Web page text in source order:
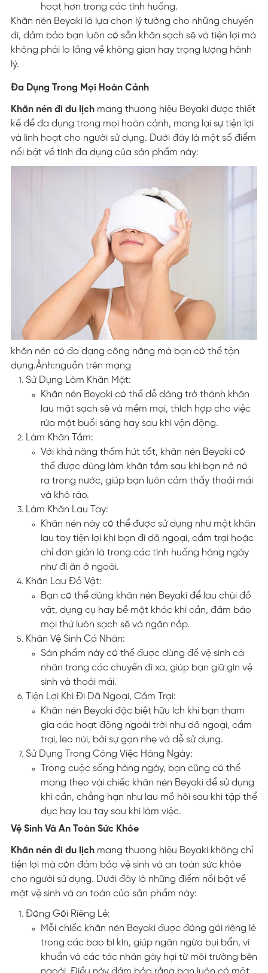
hoạt hơn trong các tình huống.
Khăn nén Beyaki là lựa chọn lý tưởng cho những chuyến
đi, đảm bảo bạn luôn có sẵn khăn sạch sẽ và tiện lợi mà
không phải lo lắng về không gian hay trọng lượng hành
lý.
Đa Dụng Trong Mọi Hoàn Cảnh
Khăn nén đi du lịchmang thương hiệu Beyaki được thiết
kế để đa dụng trong mọi hoàn cảnh, mang lại sự tiện lợi
và linh hoạt cho người sử dụng. Dưới đây là một số điểm
nổi bật về tính đa dụng của sản phẩm này:
khăn nén có đa dạng công năng mà bạn có thể tận
dụng.Ảnh:nguồn trên mạng
Sử Dụng Làm Khăn Mặt:
Khăn nén Beyaki có thể dễ dàng trở thành khăn
lau mặt sạch sẽ và mềm mại, thích hợp cho việc
rửa mặt buổi sáng hay sau khi vận động.
Làm Khăn Tắm:
Với khả năng thấm hút tốt, khăn nén Beyaki có
thể được dùng làm khăn tắm sau khi bạn nở nó
ra trong nước, giúp bạn luôn cảm thấy thoải mái
và khô ráo.
Làm Khăn Lau Tay:
Khăn nén này có thể được sử dụng như một khăn
lau tay tiện lợi khi bạn đi dã ngoại, cắm trại hoặc
chỉ đơn giản là trong các tình huống hàng ngày
như đi ăn ở ngoài.
Khăn Lau Đồ Vật:
Bạn có thể dùng khăn nén Beyaki để lau chùi đồ
vật, dụng cụ hay bề mặt khác khi cần, đảm bảo
mọi thứ luôn sạch sẽ và ngăn nắp.
Khăn Vệ Sinh Cá Nhân:
Sản phẩm này có thể được dùng để vệ sinh cá
nhân trong các chuyến đi xa, giúp bạn giữ gìn vệ
sinh và thoải mái.
Tiện Lợi Khi Đi Dã Ngoại, Cắm Trại:
Khăn nén Beyaki đặc biệt hữu ích khi bạn tham
gia các hoạt động ngoài trời như dã ngoại, cắm
trại, leo núi, bởi sự gọn nhẹ và dễ sử dụng.
Sử Dụng Trong Công Việc Hàng Ngày:
Trong cuộc sống hàng ngày, bạn cũng có thể
mang theo vài chiếc khăn nén Beyaki để sử dụng
khi cần, chẳng hạn như lau mồ hôi sau khi tập thể
dục hay lau tay sau khi làm việc.
Vệ Sinh Và An Toàn Sức Khỏe
Khăn nén đi du lịchmang thương hiệu Beyaki không chỉ
tiện lợi mà còn đảm bảo vệ sinh và an toàn sức khỏe
cho người sử dụng. Dưới đây là những điểm nổi bật về
mặt vệ sinh và an toàn của sản phẩm này:
Đóng Gói Riêng Lẻ:
Mỗi chiếc khăn nén Beyaki được đóng gói riêng lẻ
trong các bao bì kín, giúp ngăn ngừa bụi bẩn, vi
khuẩn và các tác nhân gây hại từ môi trường bên